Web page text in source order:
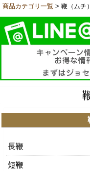
商品カテゴリ一覧 > 鞭（ムチ）
長鞭
短鞭